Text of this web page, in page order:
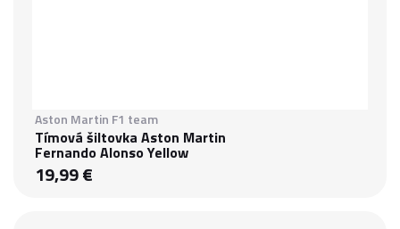
Aston Martin F1 team
Tímová šiltovka Aston Martin
Fernando Alonso Yellow
19,99 €